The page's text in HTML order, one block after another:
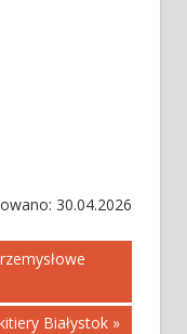
30.04.2026
Białystok »